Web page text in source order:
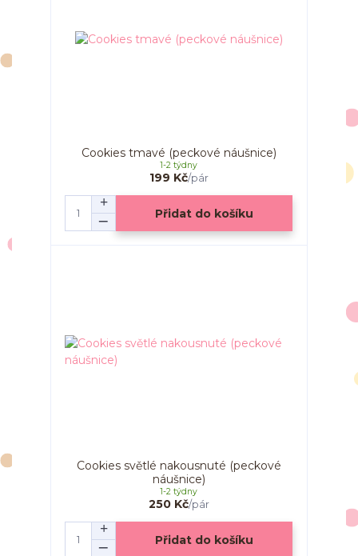
Cookies tmavé (peckové náušnice)
199 Kč/pár
1-2 týdny
Přidat do košíku
Cookies světlé nakousnuté (peckové
náušnice)
250 Kč/pár
1-2 týdny
Přidat do košíku